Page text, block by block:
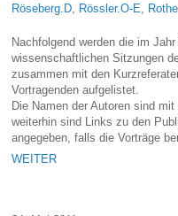
Röseberg.D
Rössler.O-E
Nachfolgend werden die im
wissenschaftlichen Sitzungen
zusammen mit den
Vortragenden aufgelistet.
Die Namen der Autoren sind
weiterhin sind Links zu den
angegeben, falls die Vorträge
WEITER